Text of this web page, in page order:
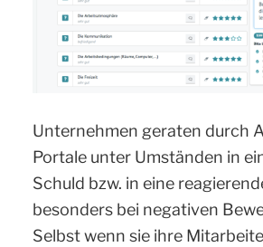
Unternehmen geraten durch
Portale unter Umständen in
Schuld bzw. in eine
besonders bei negativen
Selbst wenn sie ihre